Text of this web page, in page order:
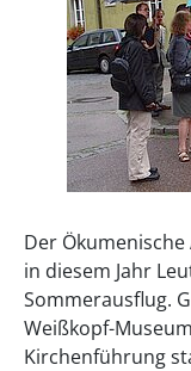
Der
in diesem Jahr
Sommerausflug.
Weißkopf-
Kirchenführung